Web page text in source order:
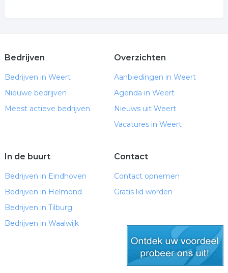
Bedrijven
Bedrijven in Weert
Nieuwe bedrijven
Meest actieve bedrijven
Overzichten
Aanbiedingen in Weert
Agenda in Weert
Nieuws uit Weert
Vacatures in Weert
In de buurt
Bedrijven in Eindhoven
Bedrijven in Helmond
Bedrijven in Tilburg
Bedrijven in Waalwijk
Contact
Contact opnemen
Gratis lid worden